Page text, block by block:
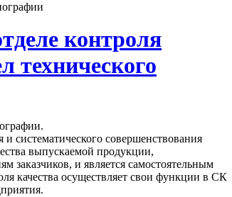
контроля
технического
систематического совершенствования
выпускаемой продукции,
заказчиков, и является самостоятельным
качества осуществляет свои функции в СК